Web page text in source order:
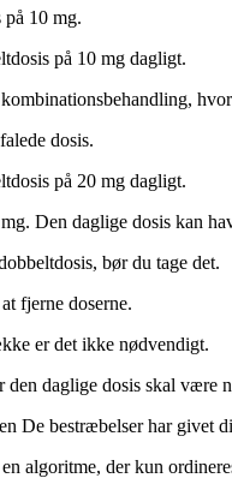
på 10 mg.
på 10 mg dagligt.
dosis.
på 20 mg dagligt.
Den daglige dosis kan
bør du tage det.
fjerne doserne.
er det ikke nødvendigt.
den daglige dosis skal være
De bestræbelser har givet
algoritme, der kun